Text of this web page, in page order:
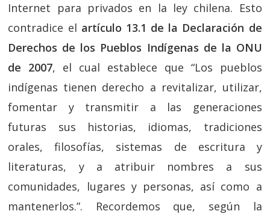
Internet para privados en la ley chilena. Esto
contradice el artículo 13.1 de la Declaración de
Derechos de los Pueblos Indígenas de la ONU
de 2007, el cual establece que “Los pueblos
indígenas tienen derecho a revitalizar, utilizar,
fomentar y transmitir a las generaciones
futuras sus historias, idiomas, tradiciones
orales, filosofías, sistemas de escritura y
literaturas, y a atribuir nombres a sus
comunidades, lugares y personas, así como a
mantenerlos.”. Recordemos que, según la